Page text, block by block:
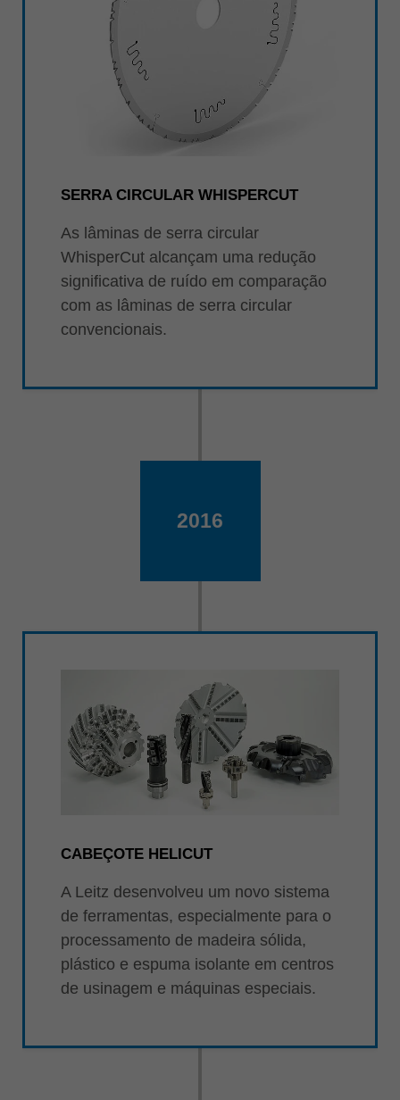
SERRA CIRCULAR WHISPERCUT
As lâminas de serra circular
WhisperCut alcançam uma redução
significativa de ruído em comparação
com as lâminas de serra circular
convencionais.
2016
CABEÇOTE HELICUT
A Leitz desenvolveu um novo sistema
de ferramentas, especialmente para o
processamento de madeira sólida,
plástico e espuma isolante em centros
de usinagem e máquinas especiais.